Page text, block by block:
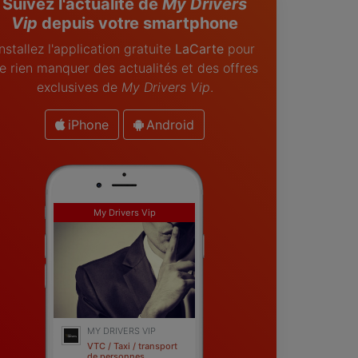
Vip depuis votre smartphone
l'application gratuite LaCartepour
rien manquer des actualités et des offres
exclusives de My Drivers Vip.
iPhone Android
My Drivers Vip
MY DRIVERS VIP
VTC / Taxi / transport